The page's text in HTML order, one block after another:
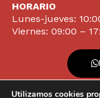
HORARIO
Lunes-jueves:
Viernes: 09:00 –
Utilizamos cookies